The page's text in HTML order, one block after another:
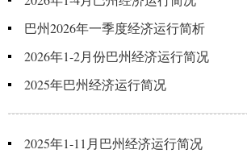
巴州2026年一季度经济运行简析
2026年1-2月份巴州经济运行简况
2025年巴州经济运行简况
2025年1-11月巴州经济运行简况